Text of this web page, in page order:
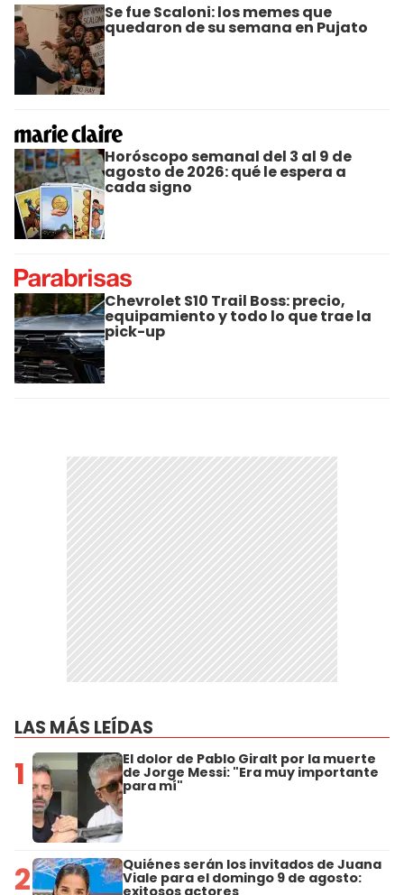
Se fue Scaloni: los memes que
quedaron de su semana en Pujato
Horóscopo semanal del 3 al 9 de
agosto de 2026: qué le espera a
cada signo
Chevrolet S10 Trail Boss: precio,
equipamiento y todo lo que trae la
pick-up
LAS MÁS LEÍDAS
1 El dolor de Pablo Giralt por la muerte
de Jorge Messi: "Era muy importante
para mí"
2 Quiénes serán los invitados de Juana
Viale para el domingo 9 de agosto: